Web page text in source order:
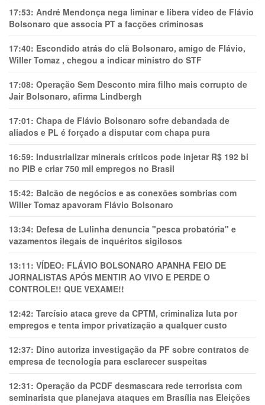
17:53: André Mendonça nega liminar e libera vídeo de Flávio
Bolsonaro que associa PT a facções criminosas
17:40: Escondido atrás do clã Bolsonaro, amigo de Flávio,
Willer Tomaz , chegou a indicar ministro do STF
17:08: Operação Sem Desconto mira filho mais corrupto de
Jair Bolsonaro, afirma Lindbergh
17:01: Chapa de Flávio Bolsonaro sofre debandada de
aliados e PL é forçado a disputar com chapa pura
16:59: Industrializar minerais críticos pode injetar R$ 192 bi
no PIB e criar 750 mil empregos no Brasil
15:42: Balcão de negócios e as conexões sombrias com
Willer Tomaz apavoram Flávio Bolsonaro
13:34: Defesa de Lulinha denuncia "pesca probatória" e
vazamentos ilegais de inquéritos sigilosos
13:11: VÍDEO: FLÁVIO BOLSONARO APANHA FEIO DE
JORNALISTAS APÓS MENTIR AO VIVO E PERDE O
CONTROLE!! QUE VEXAME!!
12:42: Tarcísio ataca greve da CPTM, criminaliza luta por
empregos e tenta impor privatização a qualquer custo
12:37: Dino autoriza investigação da PF sobre contratos de
empresa de tecnologia para esclarecer suspeitas
12:31: Operação da PCDF desmascara rede terrorista com
seminarista que planejava ataques em Brasília nas Eleições